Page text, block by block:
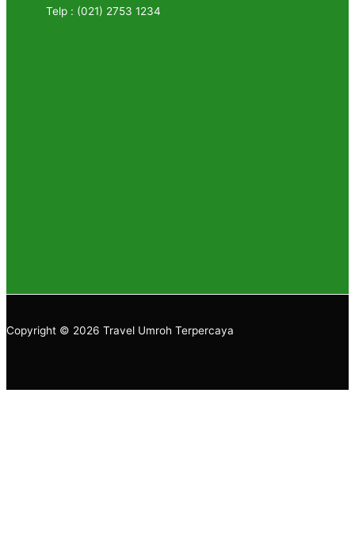
Telp : (021) 2753 1234
Copyright © 2026 Travel Umroh Terpercaya